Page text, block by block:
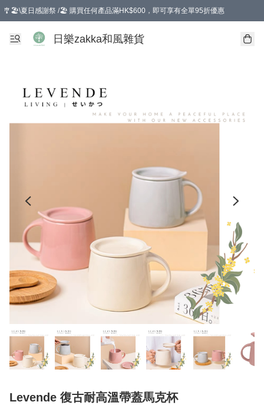
🎐🏖️\夏日感謝祭 /🏖️ 購買任何產品滿HK$600，即可享有全單95折優惠
選擇GoGoX住宅/工商地址配送，單一訂單消費購物滿HK$680(折扣後），可享有
日樂zakka和風雜貨
Levende 復古耐高溫帶蓋馬克杯